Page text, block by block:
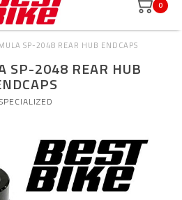
0
SP-2048 REAR HUB ENDCAPS
SP-2048 REAR HUB